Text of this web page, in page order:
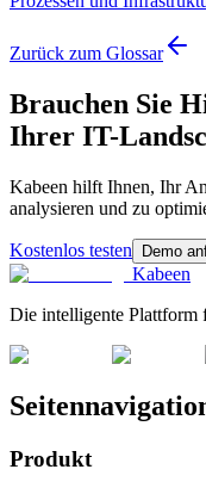
Zurück zum Glossar
Brauchen Sie
Ihrer IT-
Kabeen hilft Ihnen, Ihr
analysieren und zu
Kostenlos testen Demo
Kabeen
Die intelligente Plattform
Produkt